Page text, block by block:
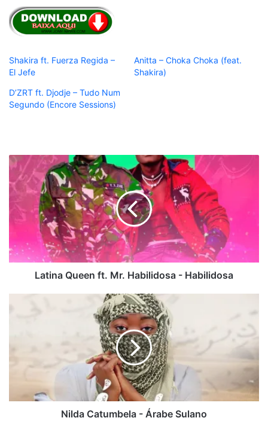
Shakira ft. Fuerza Regida –
El Jefe
Anitta – Choka Choka (feat.
Shakira)
D’ZRT ft. Djodje – Tudo Num
Segundo (Encore Sessions)
Latina
Queen
ft.
Habilidosa
-
Habilidosa
Latina Queen ft. Mr. Habilidosa - Habilidosa
Nilda Catumbela - Árabe Sulano